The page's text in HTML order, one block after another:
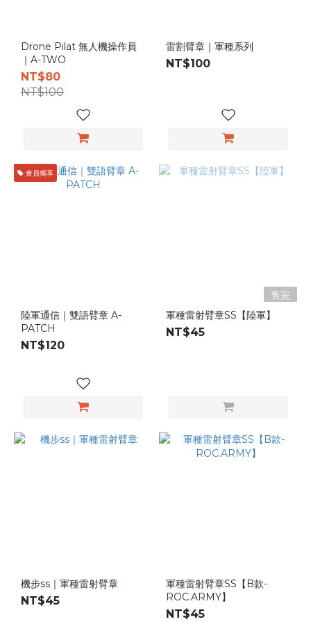
Drone Pilat 無人機操作員
｜A-TWO
NT$80
NT$100
雷割臂章｜軍種系列
NT$100
會員獨享
陸軍通信｜雙語臂章 A-
PATCH
NT$120
售完
軍種雷射臂章SS【陸軍】
NT$45
機步ss｜軍種雷射臂章
NT$45
軍種雷射臂章SS【B款-
ROC.ARMY】
NT$45